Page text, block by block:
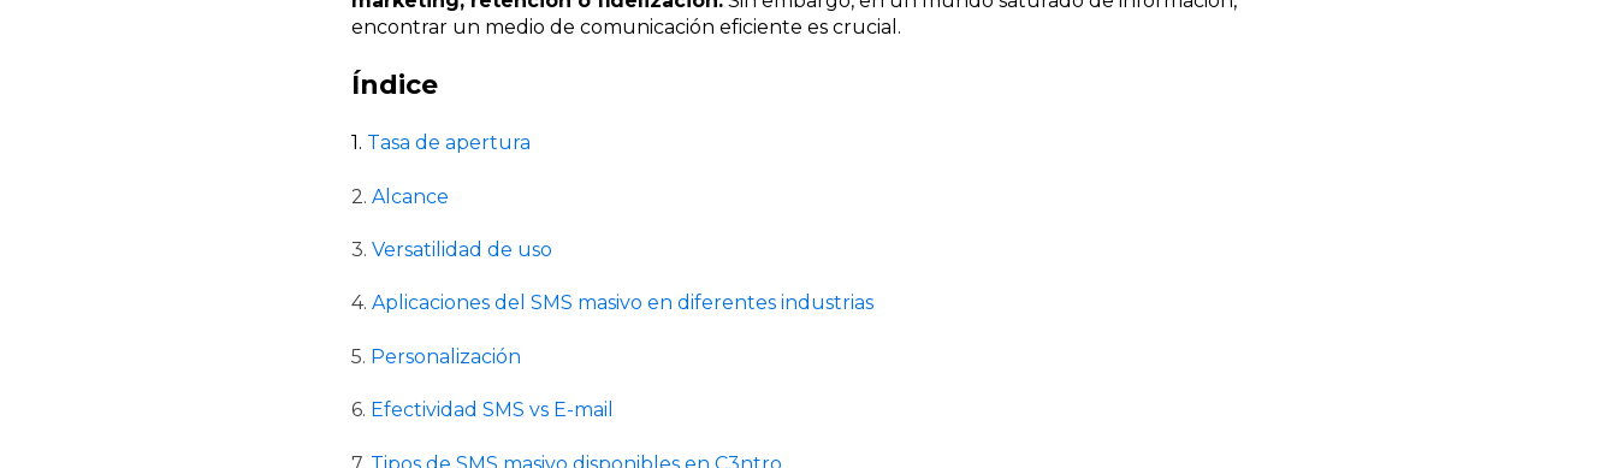
encontrar un medio de comunicación eficiente es crucial.
Índice
1. Tasa de apertura
2. Alcance
3. Versatilidad de uso
4. Aplicaciones del SMS masivo en diferentes industrias
5. Personalización
6. Efectividad SMS vs E-mail
7. Tipos de SMS masivo disponibles en C3ntro